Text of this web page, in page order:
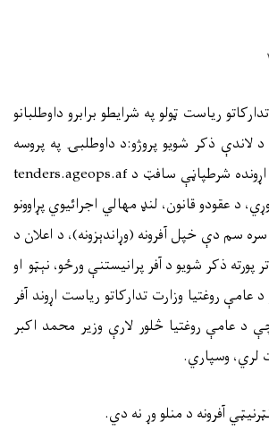
تدارکاتو ریاست ټولوپه شرایطو برابروداوطلبانو
د لاندې ذکر شویو پروژو:د داوطلبۍ په پروسه
اړونده شرطپاڼې سافټ د tenders.ageops.af
د عقودو قانون، لنډ مهالي اجرائیوي پړاوونو
سره سم دې خپلآفرونه (وړاندېزونه)، د اعلان د
پورته ذکر شویو د آفر پرانیستنې ورځو، نېټو او
د عامې روغتیا وزارت تدارکاتو ریاست اړوند آفر
د عامې روغتیا څلور لارې وزیر محمد اکبر
لري، وسپاري.
آفرونه د منلووړ نه دي.